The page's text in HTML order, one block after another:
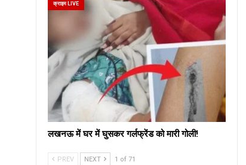
क्राइम LIVE
लखनऊ में घर में घुसकर गर्लफ्रेंड को मारी गोली!
PREV NEXT 1 of 71